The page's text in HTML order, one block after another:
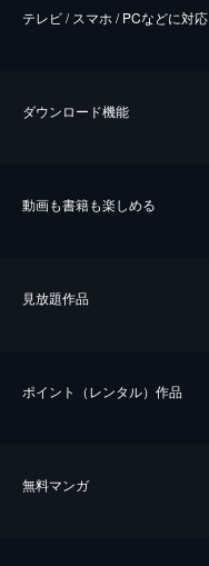
テレビ / スマホ / PCなどに対応
ダウンロード機能
動画も書籍も楽しめる
⾒放題作品
ポイント（レンタル）作品
無料マンガ